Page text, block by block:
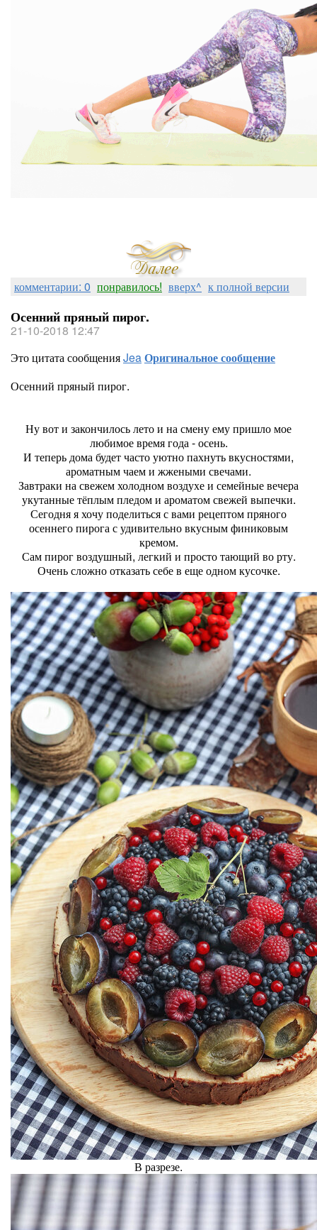
комментарии: 0 понравилось! вверх^ к полной версии
Осенний пряный пирог.
21-10-2018 12:47
Это цитата сообщенияJeaОригинальное сообщение
Осенний пряный пирог.
Ну вот и закончилось лето и на смену ему пришло мое
любимое время года - осень.
И теперь дома будет часто уютно пахнуть вкусностями,
ароматным чаем и жжеными свечами.
Завтраки на свежем холодном воздухе и семейные вечера
укутанные тёплым пледом и ароматом свежей выпечки.
Сегодня я хочу поделиться с вами рецептом пряного
осеннего пирога с удивительно вкусным финиковым
кремом.
Сам пирог воздушный, легкий и просто тающий во рту.
Очень сложно отказать себе в еще одном кусочке.
В разрезе.